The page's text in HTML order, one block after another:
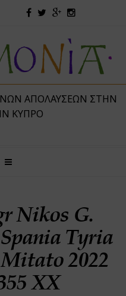
ΑΠΟΛΑΎΣΕΩΝ ΣΤΗΝ
ΚΎΠΡΟ
Nikos G.
Tyria
2022
XX